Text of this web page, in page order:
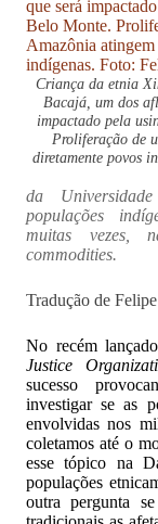
Criança da etnia
Bacajá, um dos
impactado pela
Proliferação de
diretamente povos
da
populações
muitas vezes,
commodities.
Tradução de
No recém lançado
Justice
sucesso
investigar se as
envolvidas nos
coletamos até o
esse tópico na
populações
outra pergunta